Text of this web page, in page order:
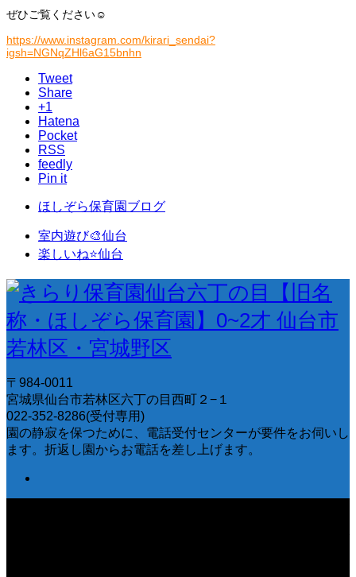
ぜひご覧ください☺️
https://www.instagram.com/kirari_sendai?
igsh=NGNqZHl6aG15bnhn
Tweet
Share
+1
Hatena
Pocket
RSS
feedly
Pin it
ほしぞら保育園ブログ
室内遊び🎨仙台
楽しいね⭐️仙台
〒984-0011
宮城県仙台市若林区六丁の目西町２−１
022-352-8286(受付専用)
園の静寂を保つために、電話受付センターが要件をお伺いし
ます。折返し園からお電話を差し上げます。